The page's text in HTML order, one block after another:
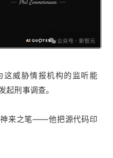
这威胁情报机构的监听能
刑事调查。
来之笔——他把源代码印